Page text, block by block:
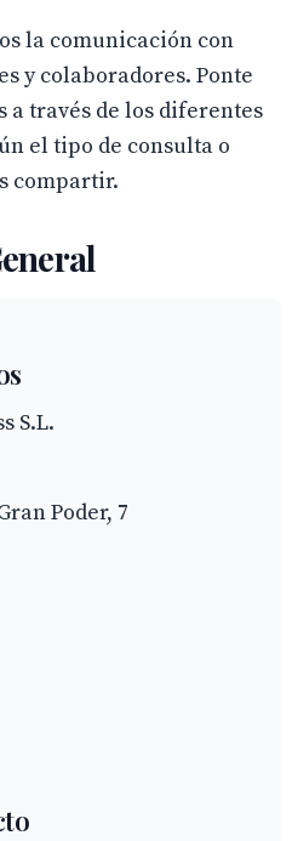
la comunicación con
y colaboradores. Ponte
a través de los diferentes
el tipo de consulta o
compartir.
S.L.
Poder, 7